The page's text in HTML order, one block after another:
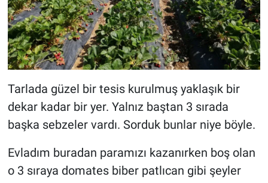
Tarlada güzel bir tesis kurulmuş yaklaşık bir
dekar kadar bir yer. Yalnız baştan 3 sırada
başka sebzeler vardı. Sorduk bunlar niye böyle.
Evladım buradan paramızı kazanırken boş olan
o 3 sıraya domates biber patlıcan gibi şeyler